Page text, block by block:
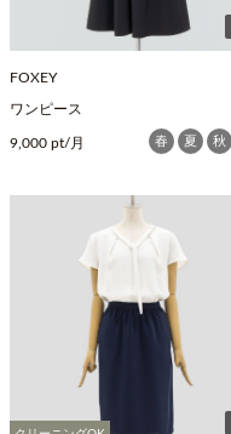
FOXEY
ワンピース
9,000 pt/月 春 夏 秋